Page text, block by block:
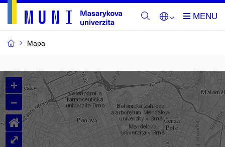
Mapa
Budovy
a
místnosti
MU
+
–
⌂
⤢